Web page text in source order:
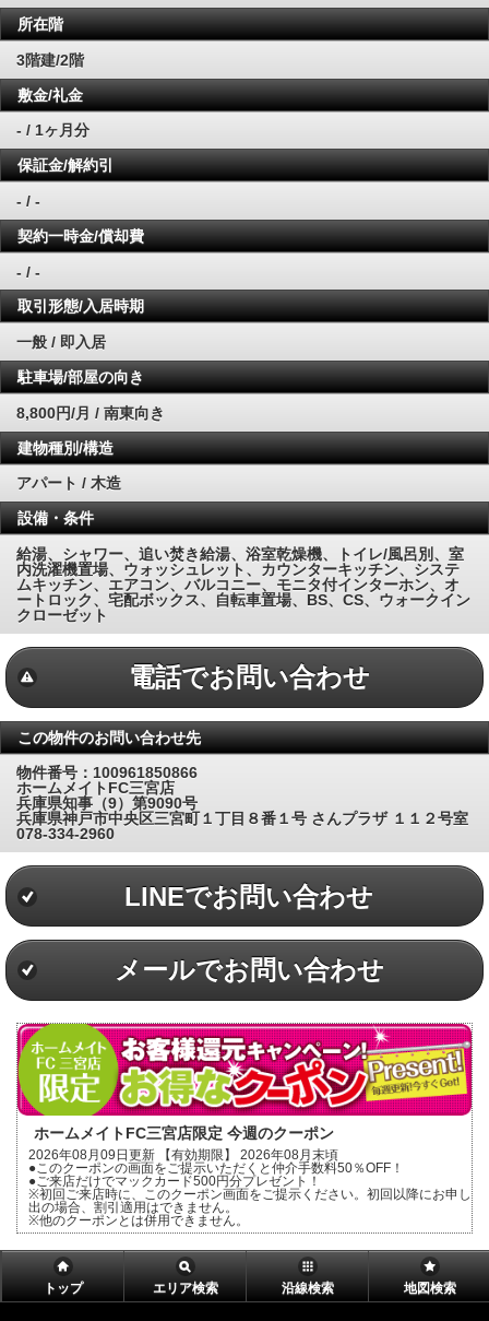
所在階
3階建/2階
敷金/礼金
- / 1ヶ月分
保証金/解約引
- / -
契約一時金/償却費
- / -
取引形態/入居時期
一般 / 即入居
駐車場/部屋の向き
8,800円/月 / 南東向き
建物種別/構造
アパート / 木造
設備・条件
給湯、シャワー、追い焚き給湯、浴室乾燥機、トイレ/風呂別、室
内洗濯機置場、ウォッシュレット、カウンターキッチン、システ
ムキッチン、エアコン、バルコニー、モニタ付インターホン、オ
ートロック、宅配ボックス、自転車置場、BS、CS、ウォークイン
クローゼット
電話でお問い合わせ
この物件のお問い合わせ先
物件番号：100961850866
ホームメイトFC三宮店
兵庫県知事（9）第9090号
兵庫県神戸市中央区三宮町１丁目８番１号 さんプラザ １１２号室
078-334-2960
LINEでお問い合わせ
メールでお問い合わせ
ホームメイトFC三宮店限定 今週のクーポン
2026年08月09日更新 【有効期限】 2026年08月末頃
●このクーポンの画面をご提示いただくと仲介手数料50％OFF！
●ご来店だけでマックカード500円分プレゼント！
※初回ご来店時に、このクーポン画面をご提示ください。初回以降にお申し
出の場合、割引適用はできません。
※他のクーポンとは併用できません。
トップ エリア検索 沿線検索 地図検索